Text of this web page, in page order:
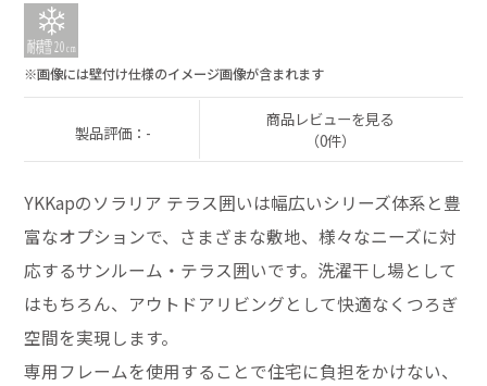
※画像には壁付け仕様のイメージ画像が含まれます
製品評価：-
商品レビューを見る
（0件）
YKKapのソラリア テラス囲いは幅広いシリーズ体系と豊
富なオプションで、さまざまな敷地、様々なニーズに対
応するサンルーム・テラス囲いです。洗濯干し場として
はもちろん、アウトドアリビングとして快適なくつろぎ
空間を実現します。
専用フレームを使用することで住宅に負担をかけない、